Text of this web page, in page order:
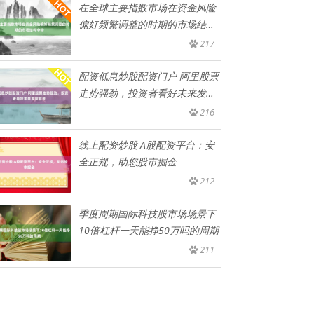
在全球主要指数市场在资金风险
偏好频繁调整的时期的市场结构
217
配资低息炒股配资门户 阿里股票
走势强劲，投资者看好未来发展
216
线上配资炒股 A股配资平台：安
全正规，助您股市掘金
212
季度周期国际科技股市场场景下
10倍杠杆一天能挣50万吗的周期
211